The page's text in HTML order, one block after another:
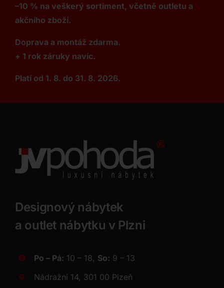
–10 % na veškerý sortiment, včetně outletu a
akčního zboží.
Doprava a montáž zdarma.
+ 1 rok záruky navíc.
Platí od 1. 8. do 31. 8. 2026.
Designový nábytek
a outlet nábytku v Plzni
Po – Pá: 10 – 18, So: 9 – 13
Nádražní 14, 301 00 Plzeň